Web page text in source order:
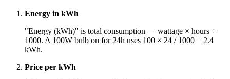
Energy in kWh
"Energy (kWh)" is total consumption — wattage × hours ÷
1000. A 100W bulb on for 24h uses 100 × 24 / 1000 = 2.4
kWh.
Price per kWh